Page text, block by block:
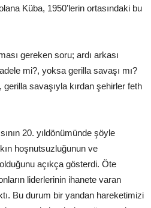
Küba, 1950’lerin ortasındaki bu
gereken soru; ardı arkası
mi?, yoksa gerilla savaşı mı?
gerilla savaşıyla kırdan şehirler feth
20. yıldönümünde şöyle
hoşnutsuzluğunun ve
açıkça gösterdi. Öte
liderlerinin ihanete varan
Bu durum bir yandan hareketimizi